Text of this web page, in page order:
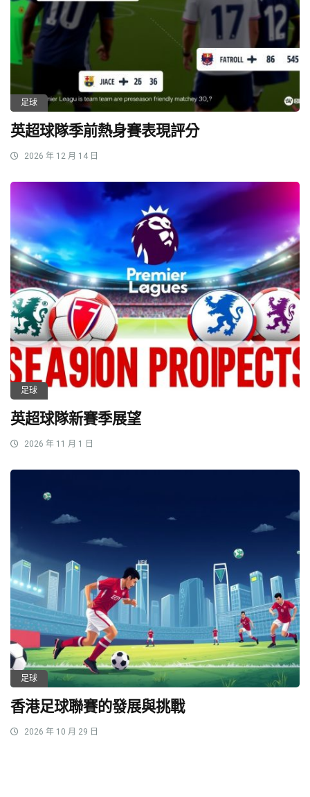
足球
英超球隊季前熱身賽表現評分
2026 年 12 月 14 日
足球
英超球隊新賽季展望
2026 年 11 月 1 日
足球
香港足球聯賽的發展與挑戰
2026 年 10 月 29 日